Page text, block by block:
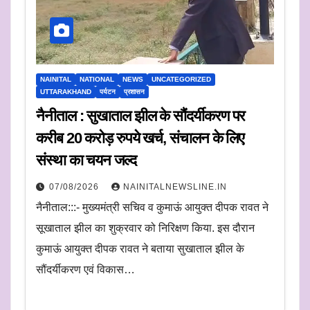
NAINITAL NATIONAL NEWS
UNCATEGORIZED
UTTARAKHAND
पर्यटन प्रशासन
नैनीताल : सुखाताल झील के सौंदर्यीकरण पर
करीब 20 करोड़ रुपये खर्च, संचालन के लिए
संस्था का चयन जल्द
07/08/2026 NAINITALNEWSLINE.IN
नैनीताल:::- मुख्यमंत्री सचिव व कुमाऊं आयुक्त दीपक रावत ने
सूखाताल झील का शुक्रवार को निरिक्षण किया. इस दौरान
कुमाऊं आयुक्त दीपक रावत ने बताया सुखाताल झील के
सौंदर्यीकरण एवं विकास…